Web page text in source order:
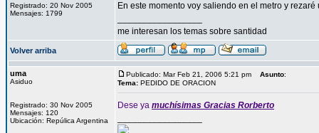
Registrado: 20 Nov 2005
Mensajes: 1799
En este momento voy saliendo en el metro y
me interesan los temas sobre santidad
Volver arriba
uma
Asiduo
Registrado: 30 Nov 2005
Mensajes: 120
Ubicación: Repúlica Argentina
Publicado: Mar Feb 21, 2006 5:21 pm Asunto:
Tema: PEDIDO DE ORACION
Dese ya muchísimas Gracias Rorberto